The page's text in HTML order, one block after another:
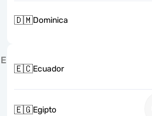
🇩🇲Dominica
E
🇪🇨Ecuador
🇪🇬Egipto